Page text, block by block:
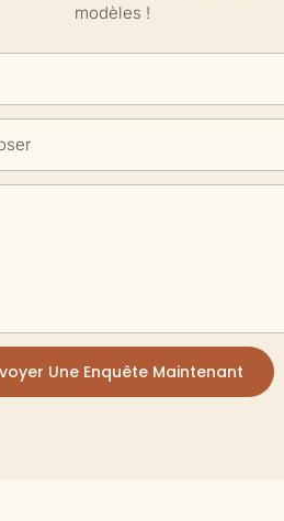
modèles !
Une Enquête Maintenant